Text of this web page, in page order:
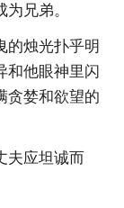
兄弟。
的烛光扑乎明
和他眼神里闪
贪婪和欲望的
夫应坦诚而